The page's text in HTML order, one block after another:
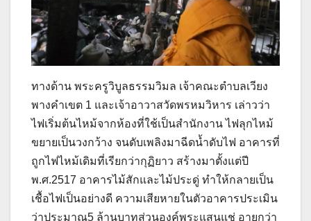
ทางด้าน พระครูวิบูลธรรมวิมล เจ้าคณะตำบลเวียง
พางคำเขต 1 และเจ้าอาวาสวัดพรหมวิหาร เล่าวว่า
ไฟเริ่มต้นไหม้จากห้องที่ใช้เป็นสำนักงาน ไฟลุกไหม้
ขยายเป็นวงกว้าง จนดับเพลิงมาฉีดน้ำดับไฟ อาคารที่
ถูกไฟไหม้เดิมที่เรียกว่ากุฏิยาว สร้างมาตั้งแต่ปี
พ.ศ.2517 อาคารไม้สักและไม้ประดู่ ทำให้กลายเป็น
เชื้อไฟเป็นอย่างดี ความเสียหายในตัวอาคารประเมิน
ว่าประมาณ5 ล้านบาทส่วนองค์พระแสนแช่ อายุกว่า